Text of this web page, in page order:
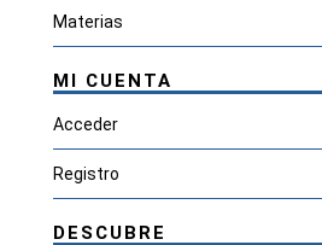
Materias
MI CUENTA
Acceder
Registro
DESCUBRE